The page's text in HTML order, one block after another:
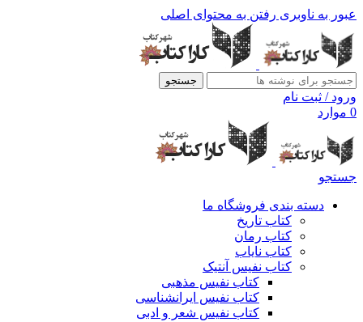
عبور به ناوبری رفتن به محتوای اصلی
جستجو
ورود / ثبت نام
0 موارد
جستجو
دسته بندی فروشگاه ما
کتاب تاریخ
کتاب رمان
کتاب نایاب
کتاب نفیس آنتیک
کتاب نفیس مذهبی
کتاب نفیس ایرانشناسی
کتاب نفیس شعر و ادبی